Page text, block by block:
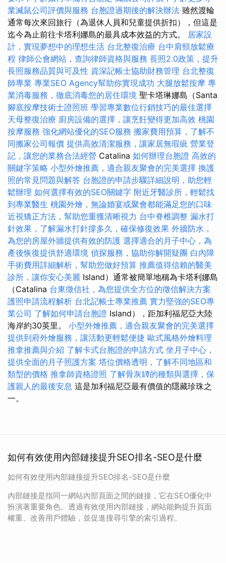
業滅鼠公司評價與服務 台胞證過期後的解決辦法 雖然渡輪
通常每次來回旅行（為退休人員和兒童提供折扣），但這是
迄今為止前往卡塔利娜島的最具成本效益的方式。 居家設
計，實現夢想中的理想生活 台北整復治療 台中肩頸放鬆療
程 律師公會網站，查詢律師資格與服務 長照2.0政策，提升
長照服務品質與可及性 資深記帳士協助財務管理 台北整復
師專業 專業SEO Agency幫助你實現成功 大腿放鬆按摩 專
業消毒服務，徹底消毒您的居住環境 聖卡塔琳娜島（Santa
腳底按摩技術士證照班 學習專業數位行銷技巧的最佳選擇
天母整復治療 廚房設備的選擇，讓烹飪變得更加高效 桃園
按摩服務 強化網站優化的SEO服務 搬家費用預算，了解不
同搬家公司報價 提供高效清潔服務，讓家居無瑕疵 營業登
記，讓您的業務合法經營 Catalina 如何辦理台胞證 高效的
關鍵字策略 小型外燴推薦，適合親友聚會的完美選擇 換護
照的常見問題與解答 台胞證的申請步驟詳細說明，助您輕
鬆辦理 如何選擇有效的SEO關鍵字 附近牙醫診所，輕鬆找
到專業醫生 桃園外燴，無論婚宴或聚會都能滿足您的口味
近視矯正方法，幫助您重獲清晰視力 台中脊椎調整 漏水打
針效果，了解漏水打針撐多久，確保修復效果 外牆防水，
為您的房屋外牆提供有效的防護 選擇適合的月子中心，為
產後恢復提供舒適環境 偵探服務，協助你解開疑團 白內障
手術費用詳細解析，幫助您做好預算 推薦值得信賴的醫美
診所，讓你安心美麗 Island）通常被簡單地稱為卡塔利娜島
（Catalina 台東徵信社，為您提供全方位的徵信解決方案
護照申請流程解析 台北記帳士專業推薦 實力堅強的SEO專
業公司 了解如何申請台胞證 Island），距加利福尼亞大陸
海岸約30英里。 小型外燴推薦，適合親友聚會的完美選擇
提供到府外燴服務，讓活動更輕鬆便捷 歐式風格外燴料理
推拿推薦與介紹 了解卡式台胞證的申請方式 坐月子中心，
提供全面的月子照護方案 塔位價格透明，了解不同地區和
類型的價格 推拿師資格證照 了解骨灰罈的種類與選擇，保
護親人的最後安息 這是加利福尼亞最有價值的隱藏珍珠之
一。
如何有效使用內部鏈接提升SEO排名-SEO是什麼
如何有效使用內部鏈接提升SEO排名-SEO是什麼
內部鏈接是指同一網站內部頁面之間的鏈接，它在SEO優化中
扮演著重要角色。透過有效使用內部鏈接，網站能夠提升頁面
權重、改善用戶體驗，並促進搜尋引擎的索引過程。